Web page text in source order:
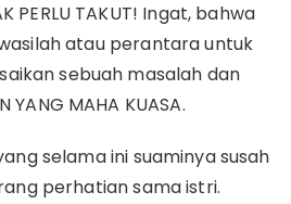
PERLU TAKUT! Ingat, bahwa
atau perantara untuk
sebuah masalah dan
YANG MAHA KUASA.
selama ini suaminya susah
perhatian sama istri.